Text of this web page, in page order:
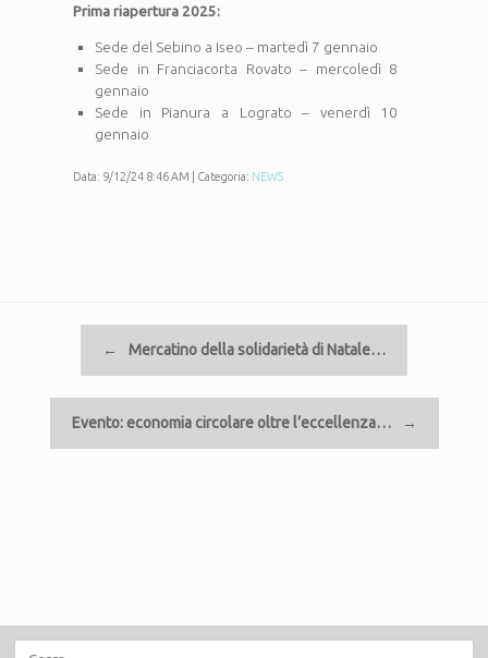
Prima riapertura 2025:
Sede del Sebino a Iseo – martedì 7 gennaio
Sede in Franciacorta Rovato – mercoledì 8
gennaio
Sede in Pianura a Lograto – venerdì 10
gennaio
Data: 9/12/24 8:46 AM | Categoria: NEWS
←
Mercatino della solidarietà di Natale…
Evento: economia circolare oltre l’eccellenza… →